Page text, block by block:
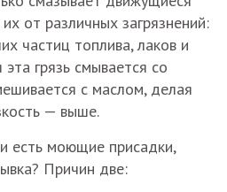
от различных загрязнений:
частиц топлива, лаков и
грязь смывается со
с маслом, делая
— выше.
есть моющие присадки,
Причин две: